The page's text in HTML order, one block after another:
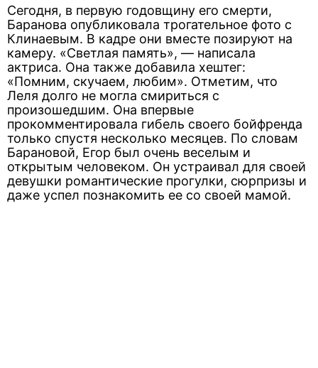
Сегодня, в первую годовщину его смерти,
Баранова опубликовала трогательное фото с
Клинаевым. В кадре они вместе позируют на
камеру. «Светлая память», — написала
актриса. Она также добавила хештег:
«Помним, скучаем, любим». Отметим, что
Леля долго не могла смириться с
произошедшим. Она впервые
прокомментировала гибель своего бойфренда
только спустя несколько месяцев. По словам
Барановой, Егор был очень веселым и
открытым человеком. Он устраивал для своей
девушки романтические прогулки, сюрпризы и
даже успел познакомить ее со своей мамой.